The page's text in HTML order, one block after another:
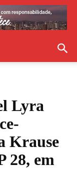
Lyra
Krause
28, em